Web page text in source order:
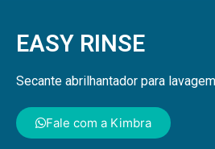
EASY RINSE
Secante abrilhantador para
Fale com a Kimbra